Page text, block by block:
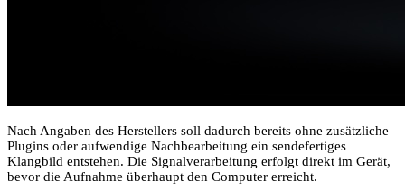
Nach Angaben des Herstellers soll dadurch bereits ohne zusätzliche
Plugins oder aufwendige Nachbearbeitung ein sendefertiges
Klangbild entstehen. Die Signalverarbeitung erfolgt direkt im Gerät,
bevor die Aufnahme überhaupt den Computer erreicht.